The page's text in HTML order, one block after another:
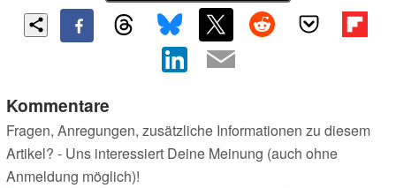
Kommentare
Fragen, Anregungen, zusätzliche Informationen zu diesem
Artikel? - Uns interessiert Deine Meinung (auch ohne
Anmeldung möglich)!